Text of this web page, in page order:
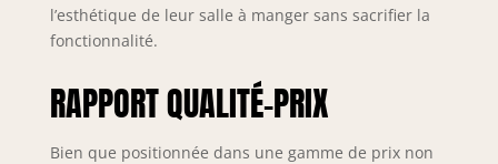
l’esthétique de leur salle à manger sans sacrifier la
fonctionnalité.
RAPPORT QUALITÉ-PRIX
Bien que positionnée dans une gamme de prix non